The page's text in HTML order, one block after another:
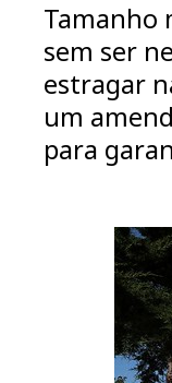
Tamanho
sem ser
estragar
um
para